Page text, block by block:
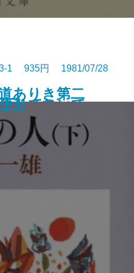
たくなって
りてこい
ありき第二
1 935円 1981/07/28
カ
〕
〕